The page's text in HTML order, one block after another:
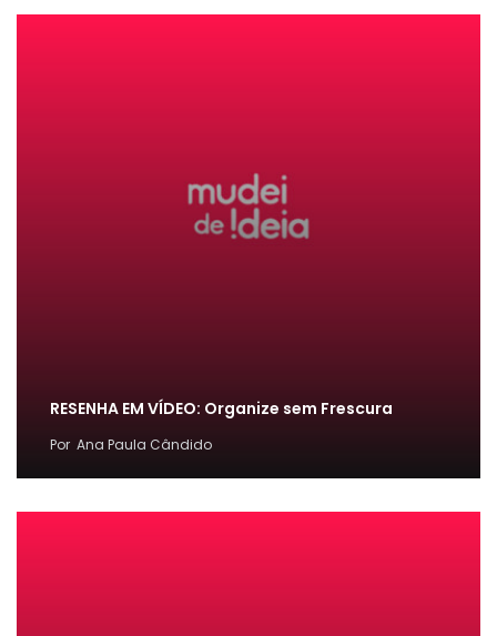
RESENHA EM VÍDEO: Organize sem Frescura
Por Ana Paula Cândido